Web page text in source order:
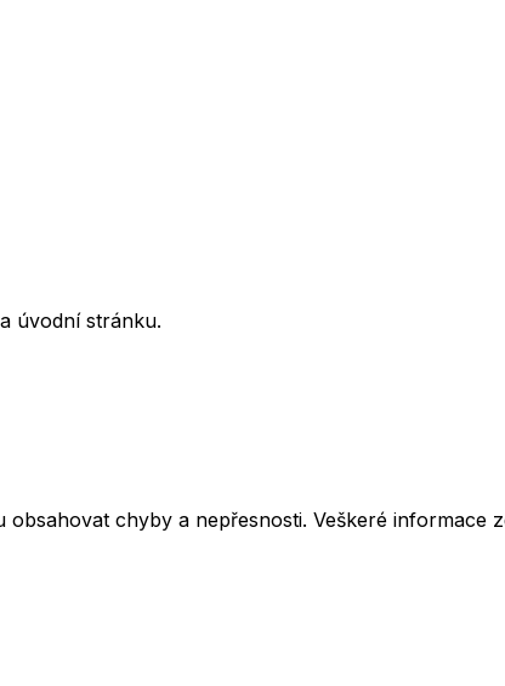
úvodní stránku.
chyby a nepřesnosti. Veškeré informace